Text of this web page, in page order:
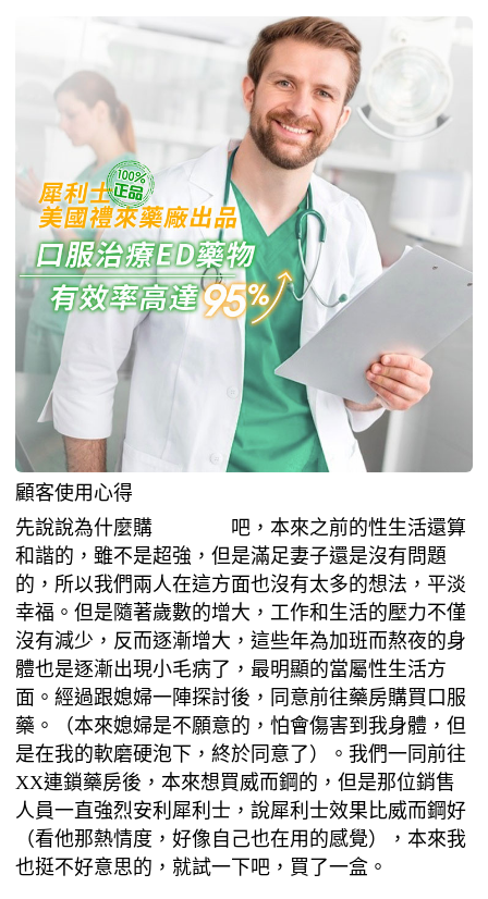
顧客使用心得
先說說為什麼購
吧，本來之前的性生活還算
和諧的，雖不是超強，但是滿足妻子還是沒有問題
的，所以我們兩人在這方面也沒有太多的想法，平淡
幸福。但是隨著歲數的增大，工作和生活的壓力不僅
沒有減少，反而逐漸增大，這些年為加班而熬夜的身
體也是逐漸出現小毛病了，最明顯的當屬性生活方
面。經過跟媳婦一陣探討後，同意前往藥房購買口服
藥。（本來媳婦是不願意的，怕會傷害到我身體，但
是在我的軟磨硬泡下，終於同意了）。我們一同前往
XX連鎖藥房後，本來想買威而鋼的，但是那位銷售
人員一直強烈安利犀利士，說犀利士效果比威而鋼好
（看他那熱情度，好像自己也在用的感覺），本來我
也挺不好意思的，就試一下吧，買了一盒。